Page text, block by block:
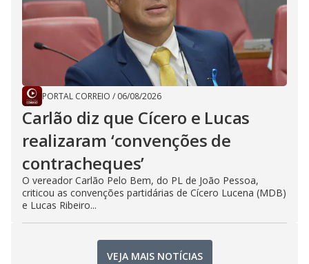
PORTAL CORREIO / 06/08/2026
Carlão diz que Cícero e Lucas
realizaram ‘convenções de
contracheques’
O vereador Carlão Pelo Bem, do PL de João Pessoa,
criticou as convenções partidárias de Cícero Lucena (MDB)
e Lucas Ribeiro...
VEJA MAIS NOTÍCIAS